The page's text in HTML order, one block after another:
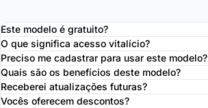
Este modelo é gratuito?
O que significa acesso vitalício?
Preciso me cadastrar para usar este modelo?
Quais são os benefícios deste modelo?
Receberei atualizações futuras?
Vocês oferecem descontos?